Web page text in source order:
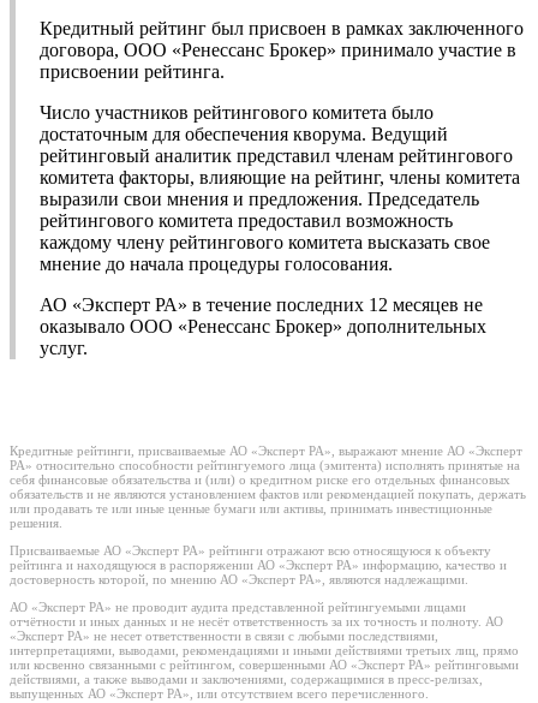
Кредитный рейтинг был присвоен в рамках заключенного
договора, ООО «Ренессанс Брокер» принимало участие в
присвоении рейтинга.
Число участников рейтингового комитета было
достаточным для обеспечения кворума. Ведущий
рейтинговый аналитик представил членам рейтингового
комитета факторы, влияющие на рейтинг, члены комитета
выразили свои мнения и предложения. Председатель
рейтингового комитета предоставил возможность
каждому члену рейтингового комитета высказать свое
мнение до начала процедуры голосования.
АО «Эксперт РА» в течение последних 12 месяцев не
оказывало ООО «Ренессанс Брокер» дополнительных
услуг.
Кредитные рейтинги, присваиваемые АО «Эксперт РА», выражают мнение АО «Эксперт
РА» относительно способности рейтингуемого лица (эмитента) исполнять принятые на
себя финансовые обязательства и (или) о кредитном риске его отдельных финансовых
обязательств и не являются установлением фактов или рекомендацией покупать, держать
или продавать те или иные ценные бумаги или активы, принимать инвестиционные
решения.
Присваиваемые АО «Эксперт РА» рейтинги отражают всю относящуюся к объекту
рейтинга и находящуюся в распоряжении АО «Эксперт РА» информацию, качество и
достоверность которой, по мнению АО «Эксперт РА», являются надлежащими.
АО «Эксперт РА» не проводит аудита представленной рейтингуемыми лицами
отчётности и иных данных и не несёт ответственность за их точность и полноту. АО
«Эксперт РА» не несет ответственности в связи с любыми последствиями,
интерпретациями, выводами, рекомендациями и иными действиями третьих лиц, прямо
или косвенно связанными с рейтингом, совершенными АО «Эксперт РА» рейтинговыми
действиями, а также выводами и заключениями, содержащимися в пресс-релизах,
выпущенных АО «Эксперт РА», или отсутствием всего перечисленного.